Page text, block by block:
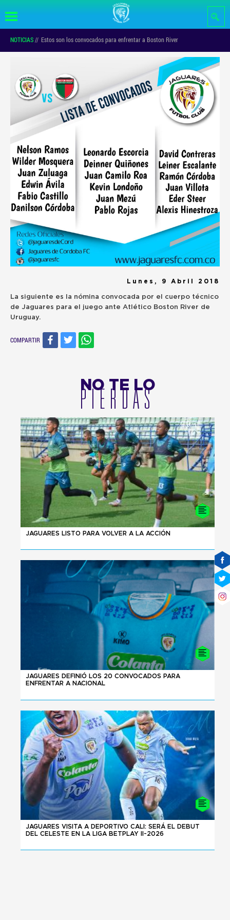
Pasar al
principal
NOTICIAS// Estos son los convocados para enfrentar a Boston River
Lunes, 9 Abril 2018
La siguiente es la nómina convocada por el cuerpo técnico
de Jaguares para el juego ante Atlético Boston River de
Uruguay.
COMPARTIR
NO TE LO
PIERDAS
04 - 08 - 2026
JAGUARES LISTO PARA VOLVER A LA ACCIÓN
JAGUARES DEFINIÓ LOS 20 CONVOCADOS PARA
ENFRENTAR A NACIONAL
24 - 07 - 2026
JAGUARES VISITA A DEPORTIVO CALI: SERÁ EL DEBUT
DEL CELESTE EN LA LIGA BETPLAY II-2026